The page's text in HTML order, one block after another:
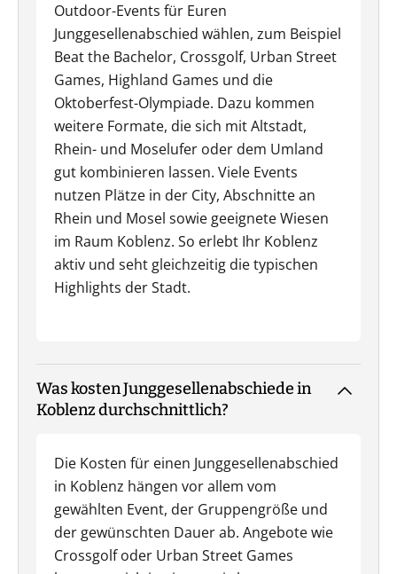
Outdoor-Events für Euren
Junggesellenabschied wählen, zum Beispiel
Beat the Bachelor, Crossgolf, Urban Street
Games, Highland Games und die
Oktoberfest-Olympiade. Dazu kommen
weitere Formate, die sich mit Altstadt,
Rhein- und Moselufer oder dem Umland
gut kombinieren lassen. Viele Events
nutzen Plätze in der City, Abschnitte an
Rhein und Mosel sowie geeignete Wiesen
im Raum Koblenz. So erlebt Ihr Koblenz
aktiv und seht gleichzeitig die typischen
Highlights der Stadt.
Was kosten Junggesellenabschiede in
Koblenz durchschnittlich?
Die Kosten für einen Junggesellenabschied
in Koblenz hängen vor allem vom
gewählten Event, der Gruppengröße und
der gewünschten Dauer ab. Angebote wie
Crossgolf oder Urban Street Games